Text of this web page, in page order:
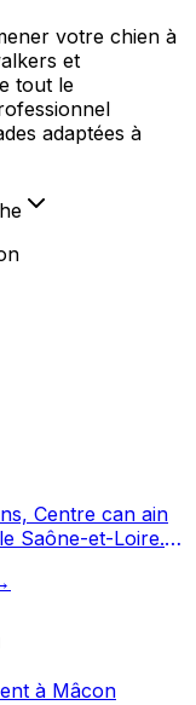
votre chien à
et
tout le
adaptées à
Centre can ain
Saône-et-Loire.
la garde de votre
125 avis.
à Mâcon